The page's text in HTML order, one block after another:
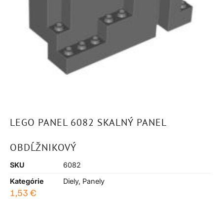
LEGO PANEL 6082 SKALNÝ PANEL
OBDĹŽNIKOVÝ
SKU
6082
Kategórie
Diely, Panely
1,53 €